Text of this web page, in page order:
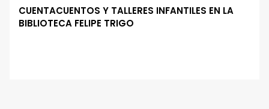
CUENTACUENTOS Y TALLERES INFANTILES EN LA
BIBLIOTECA FELIPE TRIGO